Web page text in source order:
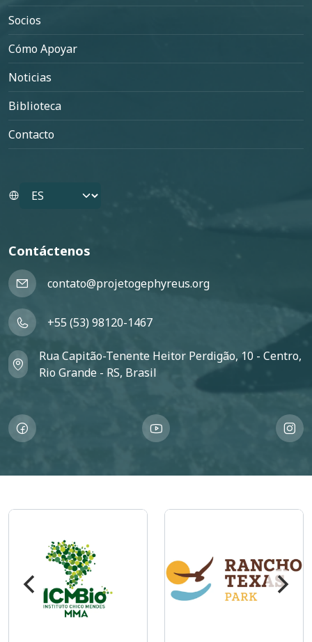
Socios
Cómo Apoyar
Noticias
Biblioteca
Contacto
Select your language
Contáctenos
contato@projetogephyreus.org
+55 (53) 98120-1467
Rua Capitão-Tenente Heitor Perdigão, 10 - Centro,
Rio Grande - RS, Brasil
Imagem Imagem